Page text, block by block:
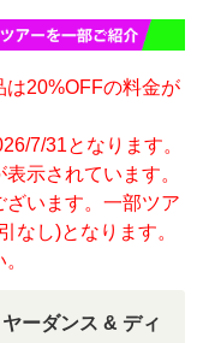
は20%OFFの料金が
7/31となります。
示されています。
います。一部ツア
なし)となります。
ーダンス & ディ